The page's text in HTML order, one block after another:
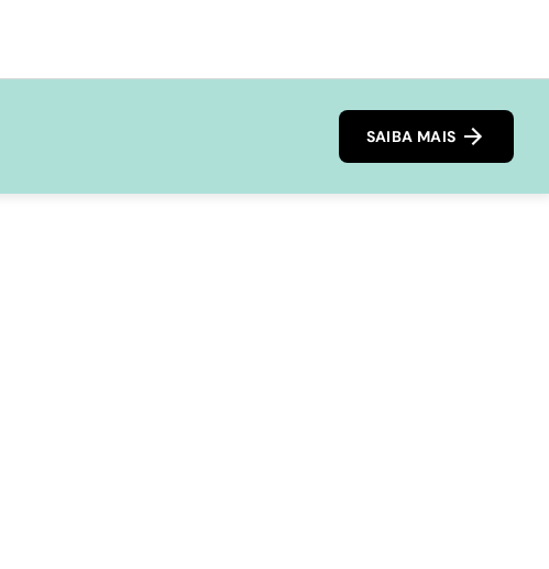
SAIBA MAIS